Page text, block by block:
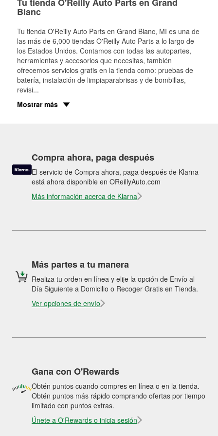
Blanc
Tu tienda O'Reilly Auto Parts en Grand Blanc, MI es una de
las más de 6,000 tiendas O'Reilly Auto Parts a lo largo de
los Estados Unidos. Contamos con todas las autopartes,
herramientas y accesorios que necesitas, también
ofrecemos servicios gratis en la tienda como: pruebas de
batería, instalación de limpiaparabrisas y de bombillas,
revisi...
Mostrar más
Compra ahora, paga después
El servicio de Compra ahora, paga después de Klarna
está ahora disponible en OReillyAuto.com
Más información acerca de Klarna
Más partes a tu manera
Realiza tu orden en línea y elije la opción de Envío al
Día Siguiente a Domicilio o Recoger Gratis en Tienda.
Ver opciones de envío
Gana con O'Rewards
Obtén puntos cuando compres en línea o en la tienda.
Obtén puntos más rápido comprando ofertas por tiempo
limitado con puntos extras.
Únete a O'Rewards o inicia sesión